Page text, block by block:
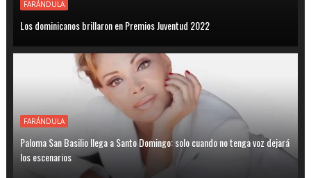
FARÁNDULA
Los dominicanos brillaron en Premios Juventud 2022
FARÁNDULA
Paloma San Basilio llega a Santo Domingo: solo cuando no tenga voz dejará
los escenarios